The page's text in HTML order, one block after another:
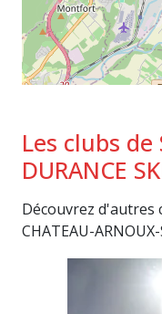
Les clubs
DURANCE
Découvrez d'autres
CHATEAU-